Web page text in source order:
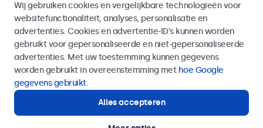
4.8/5 door 5000+ bedrijven
Nederlands
Verzenden
Of bel ons op
Hulp of advies nodig?
Direct contact met een specialist.
Wij gebruiken cookies en vergelijkbare technologieën voor
websitefunctionaliteit, analyses, personalisatie en
advertenties. Cookies en advertentie-ID’s kunnen worden
gebruikt voor gepersonaliseerde en niet-gepersonaliseerde
advertenties. Met uw toestemming kunnen gegevens
worden gebruikt in overeenstemming met hoe Google
gegevens gebruikt.
Alles accepteren